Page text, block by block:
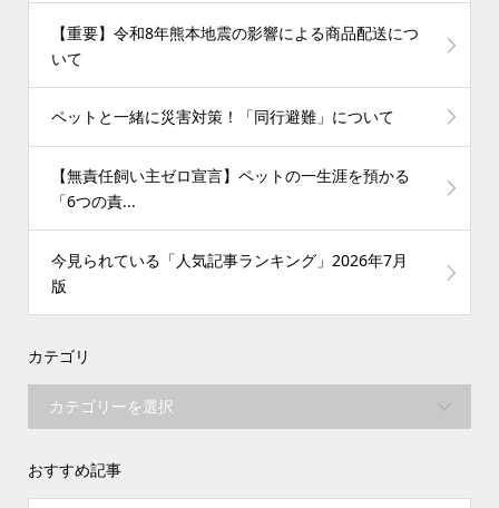
【重要】令和8年熊本地震の影響による商品配送につ
いて
ペットと一緒に災害対策！「同行避難」について
【無責任飼い主ゼロ宣言】ペットの一生涯を預かる
「6つの責...
今見られている「人気記事ランキング」2026年7月
版
カテゴリ
おすすめ記事